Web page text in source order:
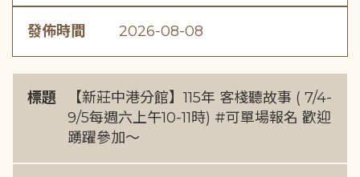
發佈時間 2026-08-08
標題
【新莊中港分館】115年 客棧聽故事 ( 7/4-
9/5每週六上午10-11時) #可單場報名 歡迎
踴躍參加～